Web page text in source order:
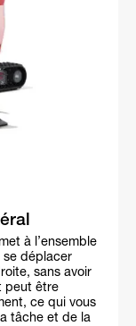
à l’ensemble
se déplacer
sans avoir
peut être
ce qui vous
tâche et de la